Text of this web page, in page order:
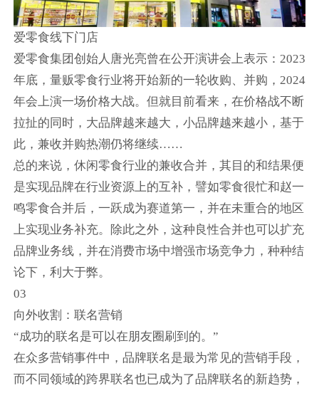
爱零食线下门店
爱零食集团创始人唐光亮曾在公开演讲会上表示：2023
年底，量贩零食行业将开始新的一轮收购、并购，2024
年会上演一场价格大战。但就目前看来，在价格战不断
拉扯的同时，大品牌越来越大，小品牌越来越小，基于
此，兼收并购热潮仍将继续……
总的来说，休闲零食行业的兼收合并，其目的和结果便
是实现品牌在行业资源上的互补，譬如零食很忙和赵一
鸣零食合并后，一跃成为赛道第一，并在未重合的地区
上实现业务补充。除此之外，这种良性合并也可以扩充
品牌业务线，并在消费市场中增强市场竞争力，种种结
论下，利大于弊。
03
向外收割：联名营销
“成功的联名是可以在朋友圈刷到的。”
在众多营销事件中，品牌联名是最为常见的营销手段，
而不同领域的跨界联名也已成为了品牌联名的新趋势，